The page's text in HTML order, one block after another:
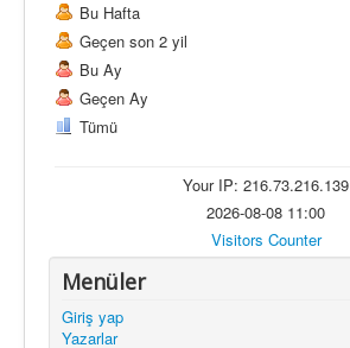
Bu Hafta
Geçen son 2 yil
Bu Ay
Geçen Ay
Tümü
Your IP: 216.73.216.139
2026-08-08 11:00
Visitors Counter
Menüler
Giriş yap
Yazarlar